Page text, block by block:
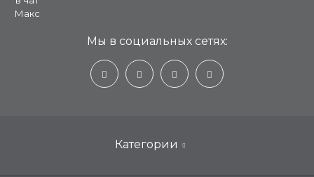
Категории
Мы в социальных сетях: